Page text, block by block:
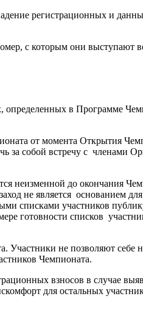
регистрационных и
с которым они выступают
в Программе
от момента Открытия
за собой встречу с членами
неизменной до окончания
не является основанием
списками участников
готовности списков
не позволяют себе
Чемпионата.
взносов в случае
для остальных